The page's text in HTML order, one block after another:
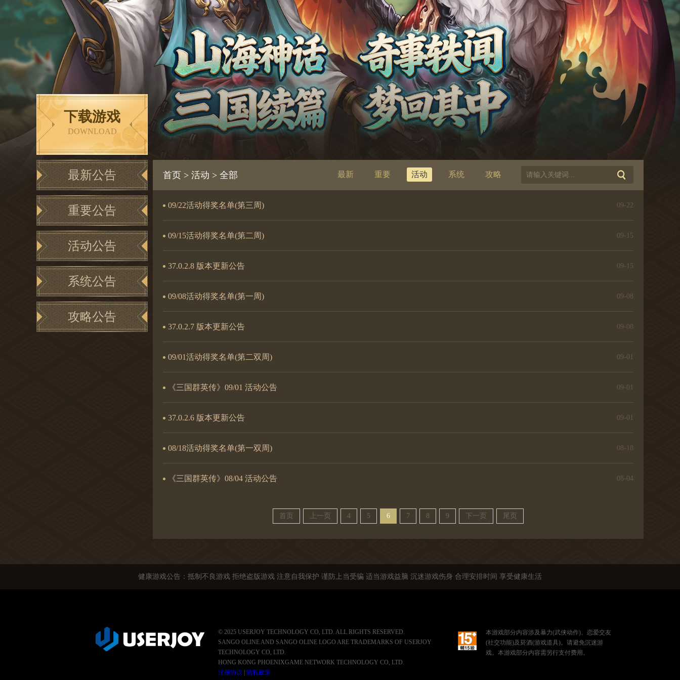
下载游戏
DOWNLOAD
最新公告
重要公告
活动公告
系统公告
攻略公告
首页 > 活动 > 全部 最新 重要 活动 系统 攻略
09/22活动得奖名单(第三周) 09-22
09/15活动得奖名单(第二周) 09-15
37.0.2.8 版本更新公告 09-15
09/08活动得奖名单(第一周) 09-08
37.0.2.7 版本更新公告 09-08
09/01活动得奖名单(第二双周) 09-01
《三国群英传》09/01 活动公告 09-01
37.0.2.6 版本更新公告 09-01
08/18活动得奖名单(第一双周) 08-18
《三国群英传》08/04 活动公告 08-04
首页 上一页 4 5 6 7 8 9 下一页 尾页
健康游戏公告：抵制不良游戏 拒绝盗版游戏 注意自我保护 谨防上当受骗 适当游戏益脑 沉迷游戏伤身 合理安排时间 享受健康生活
© 2025 USERJOY TECHNOLOGY CO, LTD. ALL RIGHTS RESERVED.
SANGO OLINE AND SANGO OLINE LOGO ARE TRADEMARKS OF USERJOY
TECHNOLOGY CO, LTD.
HONG KONG PHOENIXGAME NETWORK TECHNOLOGY CO, LTD.
注册协议
隐私政策
本游戏部分内容涉及暴力(武侠动作)、恋爱交友
(社交功能)及菸酒(游戏道具)。请避免沉迷游
戏。本游戏部分内容需另行支付费用。